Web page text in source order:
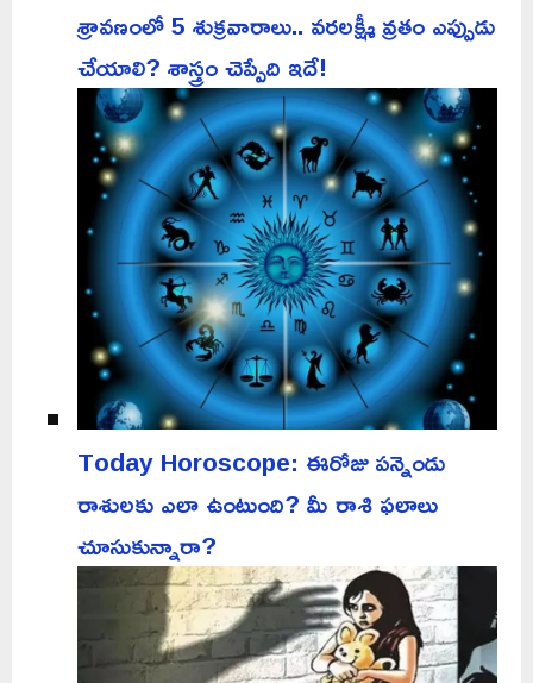
శ్రావణంలో 5 శుక్రవారాలు.. వరలక్ష్మీ వ్రతం ఎప్పుడు
చేయాలి? శాస్త్రం చెప్పేది ఇదే!
Today Horoscope: ఈరోజు పన్నెండు
రాశులకు ఎలా ఉంటుంది? మీ రాశి ఫలాలు
చూసుకున్నారా?